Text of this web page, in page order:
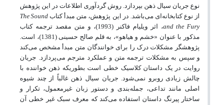
نوع جریان سیال ذهن بپردازد. روش گردآوری اطلاعات در این پژوهش
از نوع کتابخانه‌ای می‌باشد. در این پژوهش، متن مبدأ کتاب The Sound
and the Fury
، اثر ویلیام فاکنر (1993)، و متن مقصد ترجمه کتاب
مذکور با عنوان «خشم و هیاهو»، به قلم صالح حسینی (1381)، است.
پژوهشگر مشکلات درک را برای خوانندگان متن مبدأ مشخص می‌کند
و سپس به مشکلات ترجمه متن و عملکرد مترجم می‌پردازد. جریان
روایت در یک داستان کلاسیک خطی است بطوریکه ذهن خواننده با
چالش زیادی روبرو نمی‌شود. جریان سیال ذهن غالباً از چند شیوه
اصلی مانند تداعی، جمله‌بندی و دستور زبان غیرمعمول، تکرار و
ساختار پیرنگ داستان استفاده می‌کند که معرف سبک غیر خطی آن